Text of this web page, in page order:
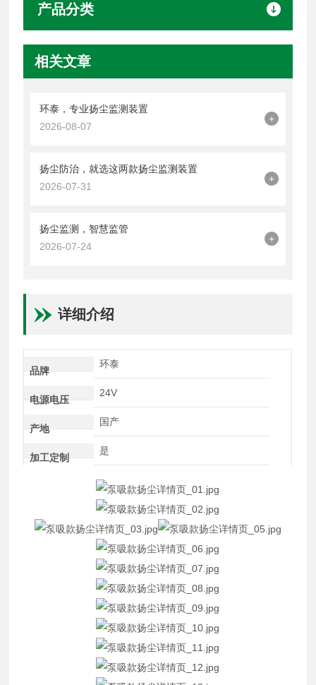
产品分类
相关文章
环泰，专业扬尘监测装置
2026-08-07
+
扬尘防治，就选这两款扬尘监测装置
2026-07-31
+
扬尘监测，智慧监管
2026-07-24
+
详细介绍
品牌
环泰
电源电压
24V
产地
国产
加工定制
是